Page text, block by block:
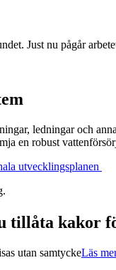
Just nu pågår
ledningar och
en robust
utvecklingsplanen
tillåta kakor
utan samtyckeLäs